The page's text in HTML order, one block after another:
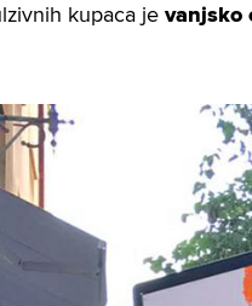
kupaca je vanjsko